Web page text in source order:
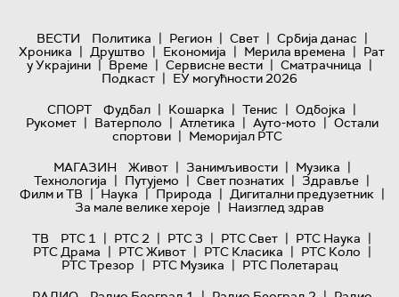
ВЕСТИ Политика | Регион | Свет | Србија данас |
Хроника | Друштво | Економија | Мерила времена | Рат
у Украјини | Време | Сервисне вести | Сматрачница |
Подкаст | ЕУ могућности 2026
СПОРТ
Фудбал | Кошарка | Тенис | Одбојка |
Рукомет | Ватерполо | Атлетика | Ауто-мото | Остали
спортови | Меморијал РТС
МАГАЗИН
Живот | Занимљивости | Музика |
Технологијa | Путујемо | Свет познатих | Здравље |
Филм и ТВ | Наука | Природа | Дигитални предузетник |
За мале велике хероје | Наизглед здрав
ТВ
РТС 1 | РТС 2 | РТС 3 | РТС Свет | РТС Наука |
РТС Драма | РТС Живот | РТС Класика | РТС Коло |
РТС Трезор | РТС Музика | РТС Полетарац